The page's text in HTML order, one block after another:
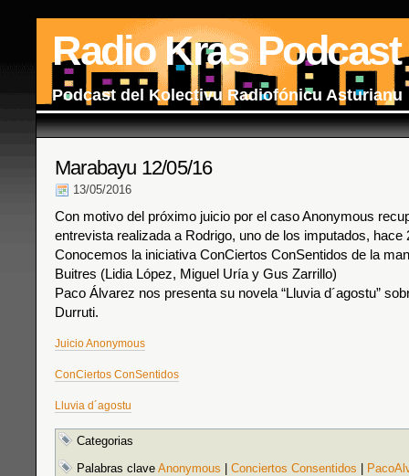
Radio Kras Podcast
Podcast del Kolectivu Radiofónicu Asturianu
Marabayu 12/05/16
13/05/2016
Con motivo del próximo juicio por el caso Anonymous
entrevista realizada a Rodrigo, uno de los imputados, hace
Conocemos la iniciativa ConCiertos ConSentidos de la
Buitres (Lidia López, Miguel Uría y Gus Zarrillo)
Paco Álvarez nos presenta su novela “Lluvia d´agostu”
Durruti.
Juicio Anonymous
ConCiertos ConSentidos
Lluvia d´agostu
Categorias
Palabras clave Anonymous Conciertos Consentidos